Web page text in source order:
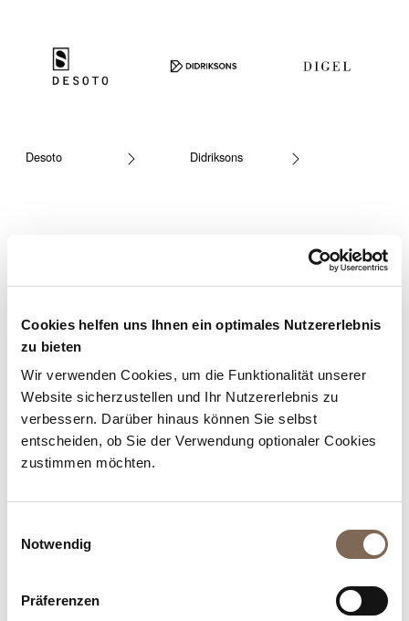
Cookies helfen uns Ihnen ein optimales Nutzererlebnis
zu bieten
Wir verwenden Cookies, um die Funktionalität unserer
Website sicherzustellen und Ihr Nutzererlebnis zu
verbessern. Darüber hinaus können Sie selbst
entscheiden, ob Sie der Verwendung optionaler Cookies
zustimmen möchten.
Notwendig
Präferenzen
Desoto Didriksons
doppler
E
EEM Fashion